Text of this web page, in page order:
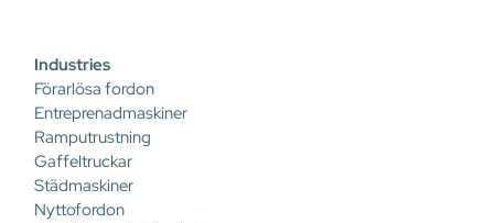
Industries
Förarlösa fordon
Entreprenadmaskiner
Ramputrustning
Gaffeltruckar
Städmaskiner
Nyttofordon